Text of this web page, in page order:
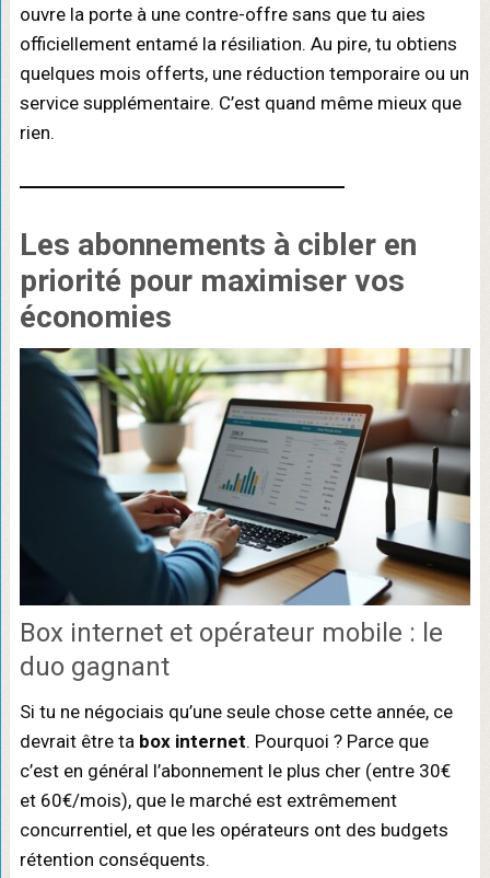
ouvre la porte à une contre-offre sans que tu aies
officiellement entamé la résiliation. Au pire, tu obtiens
quelques mois offerts, une réduction temporaire ou un
service supplémentaire. C’est quand même mieux que
rien.
Les abonnements à cibler en
priorité pour maximiser vos
économies
Box internet et opérateur mobile : le
duo gagnant
Si tu ne négociais qu’une seule chose cette année, ce
devrait être ta box internet. Pourquoi ? Parce que
c’est en général l’abonnement le plus cher (entre 30€
et 60€/mois), que le marché est extrêmement
concurrentiel, et que les opérateurs ont des budgets
rétention conséquents.